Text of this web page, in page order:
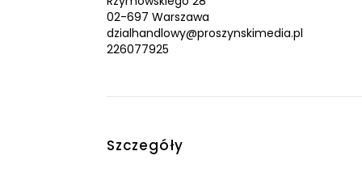
02-697 Warszawa
dzialhandlowy@proszynskimedia.pl
226077925
Szczegóły